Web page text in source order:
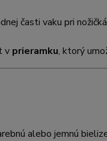
časti vaku pri
v prieramku, ktorý
alebo jemnú